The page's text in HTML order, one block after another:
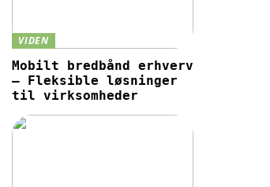
VIDEN
Mobilt bredbånd erhverv
– Fleksible løsninger
til virksomheder